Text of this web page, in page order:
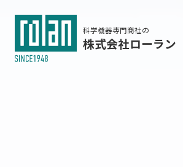
科学機器専門商社の
株式会社ローラン